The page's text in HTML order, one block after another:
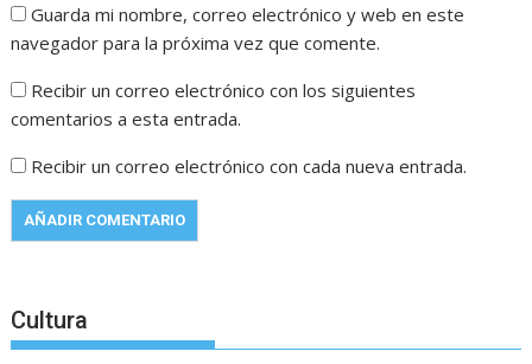
Guarda mi nombre, correo electrónico y web en este
navegador para la próxima vez que comente.
Recibir un correo electrónico con los siguientes
comentarios a esta entrada.
Recibir un correo electrónico con cada nueva entrada.
Cultura